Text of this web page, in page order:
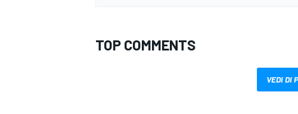
TOP COMMENTS
VEDI DI